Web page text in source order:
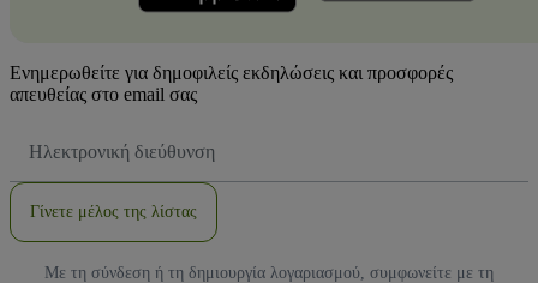
Ενημερωθείτε για δημοφιλείς εκδηλώσεις και προσφορές
απευθείας στο email σας
Email
Γίνετε μέλος της λίστας
Με τη σύνδεση ή τη δημιουργία λογαριασμού, συμφωνείτε με τη